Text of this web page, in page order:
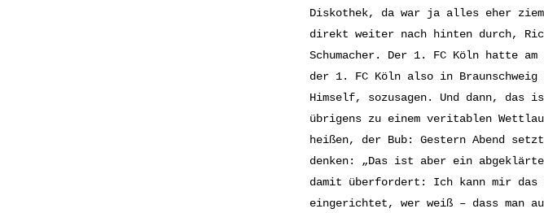
Diskothek, da war ja alles eher
direkt weiter nach hinten durch,
Schumacher. Der 1. FC Köln hatte
der 1. FC Köln also in
Himself, sozusagen. Und dann, das
übrigens zu einem veritablen
heißen, der Bub: Gestern Abend
denken: „Das ist aber ein
damit überfordert: Ich kann mir
eingerichtet, wer weiß – dass man